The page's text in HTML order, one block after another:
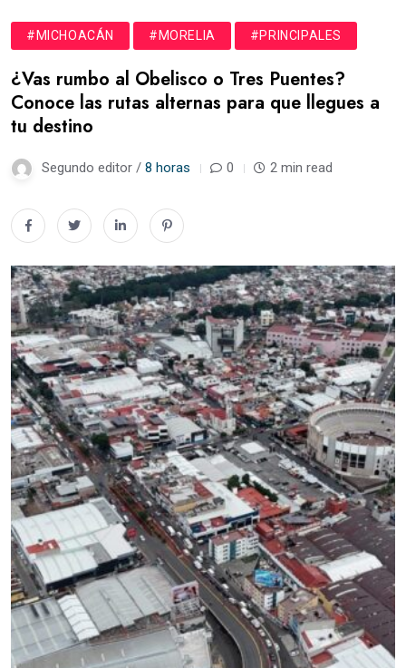
#MICHOACÁN #MORELIA #PRINCIPALES
¿Vas rumbo al Obelisco o Tres Puentes?
Conoce las rutas alternas para que llegues a
tu destino
Segundo editor / 8 horas 0 2 min read